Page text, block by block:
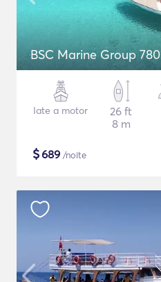
BSC Marine Group 780
Iate a motor
26 ft
8 m
$689 /noite